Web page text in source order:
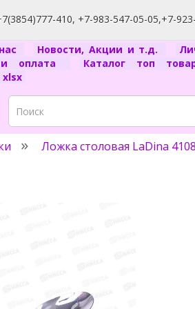
410, +7-983-547-05-05,+7-
Новости, Акции и т.д.
и оплата
Каталог топ
xlsx
Ложка столовая LaDina